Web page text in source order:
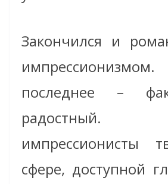
Закончился и
последнее –
импрессионисты
сфере, доступной